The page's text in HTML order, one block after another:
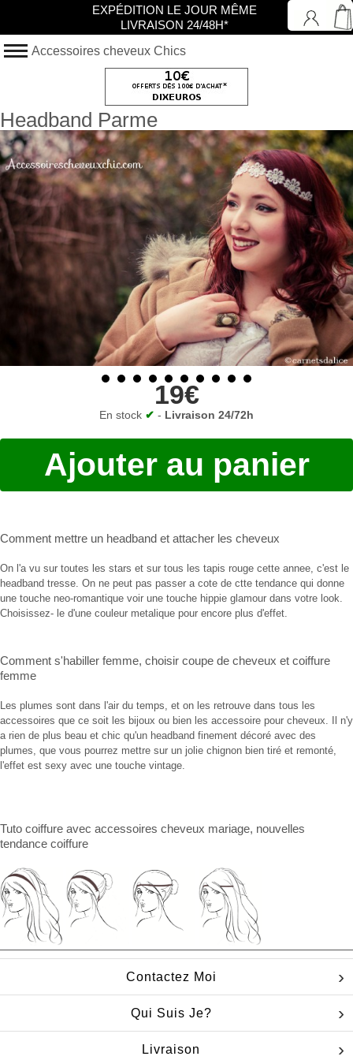
Accessoires cheveux Chics
Headband Parme
19€
En stock ✔ - Livraison 24/72h
Ajouter au panier
Comment mettre un headband et attacher les cheveux
On l'a vu sur toutes les stars et sur tous les tapis rouge cette annee, c'est le
headband tresse. On ne peut pas passer a cote de ctte tendance qui donne
une touche neo-romantique voir une touche hippie glamour dans votre look.
Choisissez- le d'une couleur metalique pour encore plus d'effet.
Comment s'habiller femme, choisir coupe de cheveux et coiffure
femme
Les plumes sont dans l'air du temps, et on les retrouve dans tous les
accessoires que ce soit les bijoux ou bien les accessoire pour cheveux. Il n'y
a rien de plus beau et chic qu'un headband finement décoré avec des
plumes, que vous pourrez mettre sur un jolie chignon bien tiré et remonté,
l'effet est sexy avec une touche vintage.
Tuto coiffure avec accessoires cheveux mariage, nouvelles
tendance coiffure
EXPÉDITION LE JOUR MÊME
LIVRAISON 24/48H*
Contactez Moi
Qui Suis Je?
Livraison